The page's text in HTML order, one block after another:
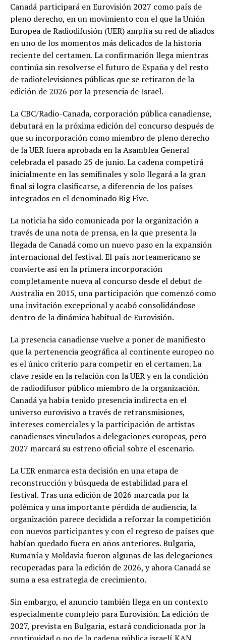
Canadá participará en Eurovisión 2027 como país de
pleno derecho, en un movimiento con el que la Unión
Europea de Radiodifusión (UER) amplía su red de aliados
en uno de los momentos más delicados de la historia
reciente del certamen. La confirmación llega mientras
continúa sin resolverse el futuro de España y del resto
de radiotelevisiones públicas que se retiraron de la
edición de 2026 por la presencia de Israel.
La CBC/Radio-Canada, corporación pública canadiense,
debutará en la próxima edición del concurso después de
que su incorporación como miembro de pleno derecho
de la UER fuera aprobada en la Asamblea General
celebrada el pasado 25 de junio. La cadena competirá
inicialmente en las semifinales y solo llegará a la gran
final si logra clasificarse, a diferencia de los países
integrados en el denominado Big Five.
La noticia ha sido comunicada por la organización a
través de una nota de prensa, en la que presenta la
llegada de Canadá como un nuevo paso en la expansión
internacional del festival. El país norteamericano se
convierte así en la primera incorporación
completamente nueva al concurso desde el debut de
Australia en 2015, una participación que comenzó como
una invitación excepcional y acabó consolidándose
dentro de la dinámica habitual de Eurovisión.
La presencia canadiense vuelve a poner de manifiesto
que la pertenencia geográfica al continente europeo no
es el único criterio para competir en el certamen. La
clave reside en la relación con la UER y en la condición
de radiodifusor público miembro de la organización.
Canadá ya había tenido presencia indirecta en el
universo eurovisivo a través de retransmisiones,
intereses comerciales y la participación de artistas
canadienses vinculados a delegaciones europeas, pero
2027 marcará su estreno oficial sobre el escenario.
La UER enmarca esta decisión en una etapa de
reconstrucción y búsqueda de estabilidad para el
festival. Tras una edición de 2026 marcada por la
polémica y una importante pérdida de audiencia, la
organización parece decidida a reforzar la competición
con nuevos participantes y con el regreso de países que
habían quedado fuera en años anteriores. Bulgaria,
Rumanía y Moldavia fueron algunas de las delegaciones
recuperadas para la edición de 2026, y ahora Canadá se
suma a esa estrategia de crecimiento.
Sin embargo, el anuncio también llega en un contexto
especialmente complejo para Eurovisión. La edición de
2027, prevista en Bulgaria, estará condicionada por la
continuidad o no de la cadena pública israelí KAN